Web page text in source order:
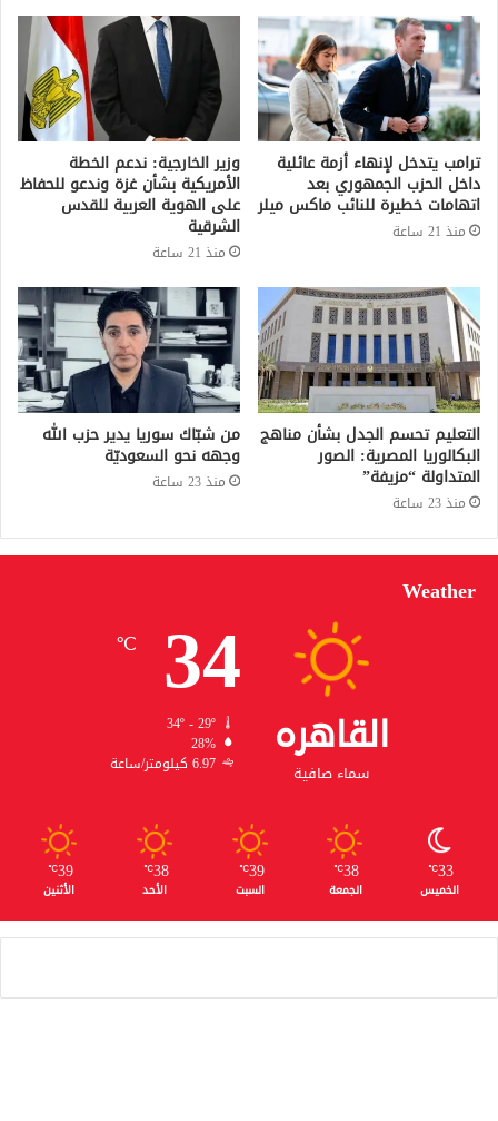
ترامب يتدخل لإنهاء أزمة عائلية
داخل الحزب الجمهوري بعد
اتهامات خطيرة للنائب ماكس ميلر
منذ 21 ساعة
وزير الخارجية: ندعم الخطة
الأمريكية بشأن غزة وندعو للحفاظ
على الهوية العربية للقدس
الشرقية
منذ 21 ساعة
التعليم تحسم الجدل بشأن مناهج
البكالوريا المصرية: الصور
المتداولة “مزيفة”
منذ 23 ساعة
من شبّاك سوريا يدير حزب الله
وجهه نحو السعوديّة
منذ 23 ساعة
Weather
القاهره
سماء صافية
34
℃
34º - 29º
28%
6.97 كيلومتر/ساعة
33
℃
الخميس
38
℃
الجمعة
39
℃
السبت
38
℃
الأحد
39
℃
الأثنين